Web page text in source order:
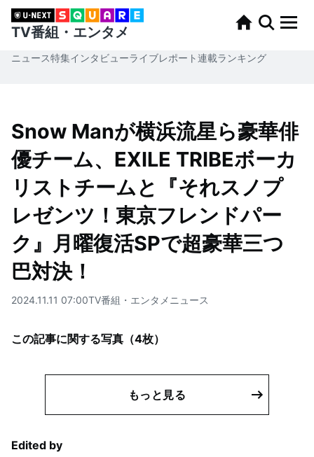
TV番組・エンタメ
ニュース特集インタビューライブレポート連載ランキング
Snow Manが横浜流星ら豪華俳
優チーム、EXILE TRIBEボーカ
リストチームと『それスノプ
レゼンツ！東京フレンドパー
ク』月曜復活SPで超豪華三つ
巴対決！
2024.11.11 07:00TV番組・エンタメ ニュース
この記事に関する写真（4枚）
もっと見る
Edited by